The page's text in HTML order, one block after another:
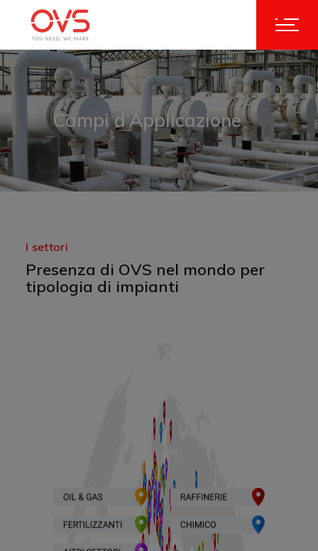
Campi d’Applicazione
I settori
Presenza di OVS nel mondo per
tipologia di impianti